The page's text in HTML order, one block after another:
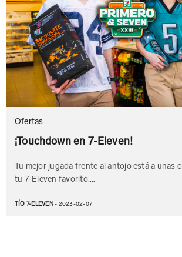
Ofertas
¡Touchdown en 7-Eleven!
Tu mejor jugada frente al antojo está a unas
tu 7-Eleven favorito.…
TÍO 7-ELEVEN- 2023-02-07